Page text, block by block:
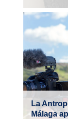
La
Málaga
en
mirada
temas
y